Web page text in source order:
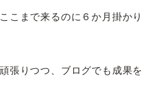
こまで来るのに６か月掛かり
張りつつ、ブログでも成果を